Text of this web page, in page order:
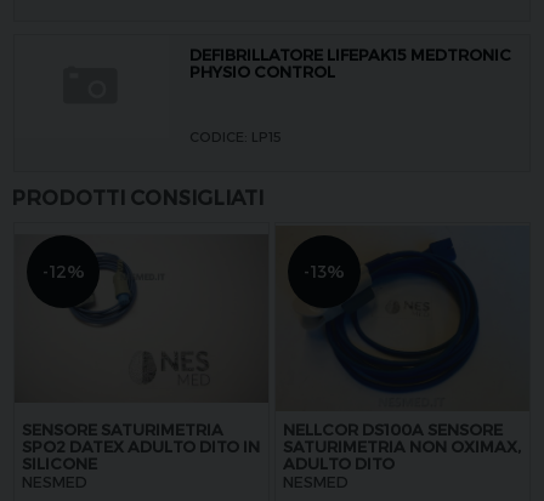
DEFIBRILLATORE LIFEPAK15 MEDTRONIC
PHYSIO CONTROL
CODICE: LP15
PRODOTTI CONSIGLIATI
-12%
SENSORE SATURIMETRIA
SPO2 DATEX ADULTO DITO IN
SILICONE
NESMED
-13%
NELLCOR DS100A SENSORE
SATURIMETRIA NON OXIMAX,
ADULTO DITO
NESMED